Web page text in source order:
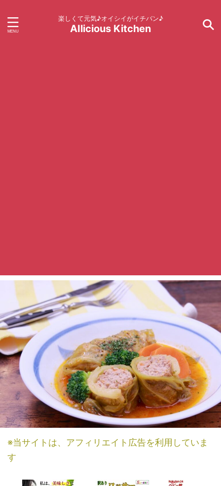
楽しくて元気♪オイシイがイチバン♪
AIlicious Kitchen
※当サイトは、アフィリエイト広告を利用していま
す